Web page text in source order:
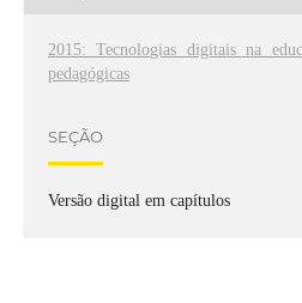
2015: Tecnologias digitais na
pedagógicas
SEÇÃO
Versão digital em capítulos